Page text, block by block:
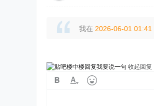
我在 2026-06-01 01:41
我要说一句 收起回复